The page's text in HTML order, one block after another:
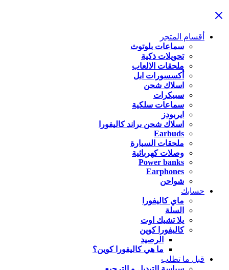
أقسام المتجر
سماعات بلوتوث
تحويلات ذكية
ملحقات الالعاب
أكسسورات ابل
اسلاك شحن
سبيكرات
سماعات سلكية
ايربودز
اسلاك شحن براند كاليفورا
Earbuds
ملحقات السيارة
وصلات كهربائية
Power banks
Earphones
شواحن
حسابك
ماي كاليفورا
السلة
يلا تشيك اوت
كاليفورا كوين
الرصيد
ما هي كاليفورا كوين؟
قبل ما تطلب